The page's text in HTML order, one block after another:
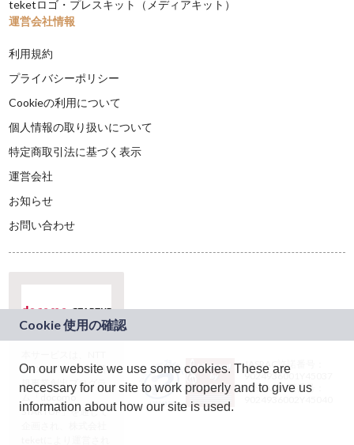
teketロゴ・プレスキット（メディアキット）
運営会社情報
利用規約
プライバシーポリシー
Cookieの利用について
個人情報の取り扱いについて
特定商取引法に基づく表示
運営会社
お知らせ
お問い合わせ
ドコモグループの新
規事業創出プログラ
ム「docomo
STARTUP」を通じて
JASRAC許諾番号：
9024936001Y45037
JASRAC許諾番号：
On our website we use some cookies. These are
necessary for our site to work properly and to give us
information about how our site is used.